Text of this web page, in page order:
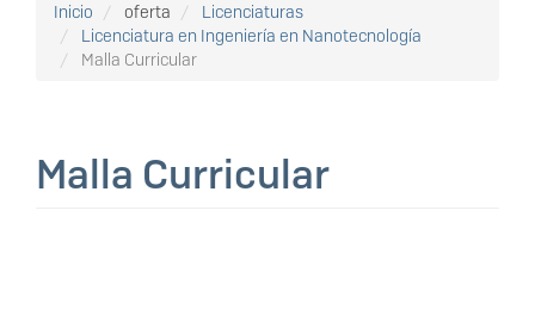
Inicio oferta
Licenciaturas
Licenciatura en Ingeniería en Nanotecnología
Malla Curricular
Malla Curricular